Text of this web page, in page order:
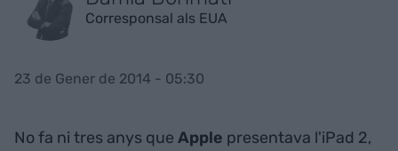
Corresponsal als EUA
23 de Gener de 2014 - 05:30
No fa ni tres anys que Apple presentava l'iPad 2,